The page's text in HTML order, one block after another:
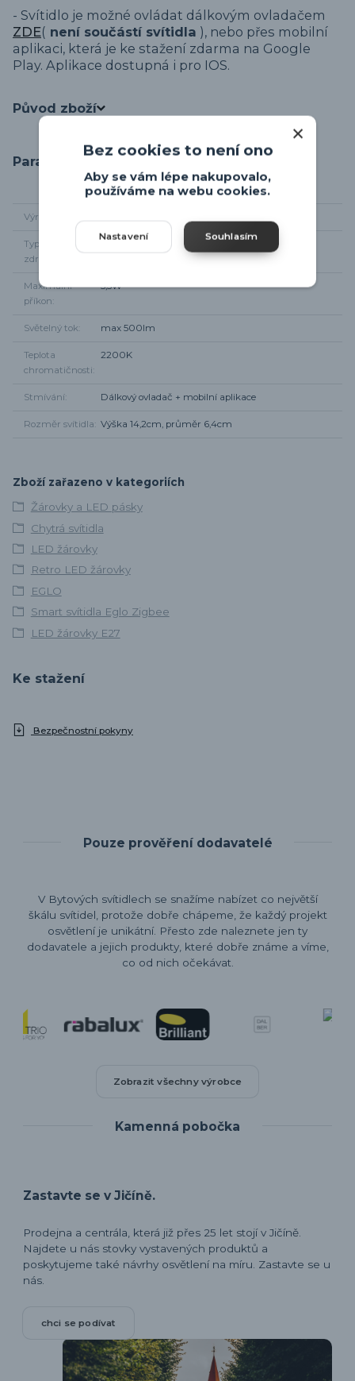
- Svítidlo je možné ovládat dálkovým ovladačem
ZDE( není součástí svítidla ), nebo přes mobilní
aplikaci, která je ke stažení zdarma na Google
Play. Aplikace dostupná i pro IOS.
Původ zboží
Parametry
Výrobce
Typ světelného
zdroje
Maximální
příkon
5,5W
Světelný tok max 500lm
Teplota
chromatičnosti
2200K
Stmívání Dálkový ovladač + mobilní aplikace
Rozměr svítidla Výška 14,2cm, průměr 6,4cm
Zboží zařazeno v kategoriích
Žárovky a LED pásky
Chytrá svítidla
LED žárovky
Retro LED žárovky
EGLO
Smart svítidla Eglo Zigbee
LED žárovky E27
Ke stažení
Bezpečnostní pokyny
Pouze prověření dodavatelé
V Bytových svítidlech se snažíme nabízet co největší
škálu svítidel, protože dobře chápeme, že každý projekt
osvětlení je unikátní. Přesto zde naleznete jen ty
dodavatele a jejich produkty, které dobře známe a víme,
co od nich očekávat.
Zobrazit všechny výrobce
Kamenná pobočka
Zastavte se v Jičíně.
Prodejna a centrála, která již přes 25 let stojí v Jičíně.
Najdete u nás stovky vystavených produktů a
poskytujeme také návrhy osvětlení na míru. Zastavte se u
nás.
chci se podívat
Bez cookies to není ono
Aby se vám lépe nakupovalo,
používáme na webu cookies.
Nastavení Souhlasím